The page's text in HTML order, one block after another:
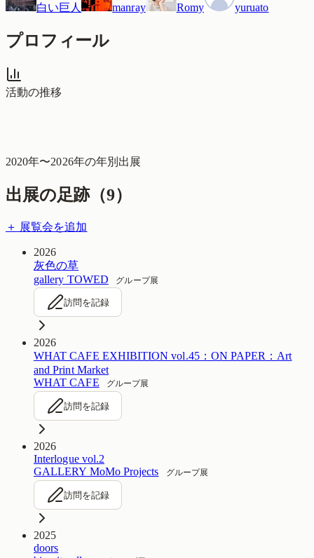
白い巨人 manray Romy yuruato
プロフィール
活動の推移
2020年〜2026年の年別出展
出展の足跡（9）
＋ 展覧会を追加
2026
灰色の草
gallery TOWED
グループ展
訪問を記録
2026
WHAT CAFE EXHIBITION vol.45：ON PAPER：Art
and Print Market
WHAT CAFE
グループ展
訪問を記録
2026
Interlogue vol.2
GALLERY MoMo Projects
グループ展
訪問を記録
2025
doors